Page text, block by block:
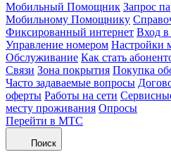
Мобильный Помощник Запрос
Мобильному Помощнику
Фиксированный интернет Вход
Управление номером Настройки
Обслуживание Как стать
Связи Зона покрытия Покупка
Часто задаваемые вопросы
оферты Работы на сети
месту проживания Опросы
Перейти в МТС
Поиск